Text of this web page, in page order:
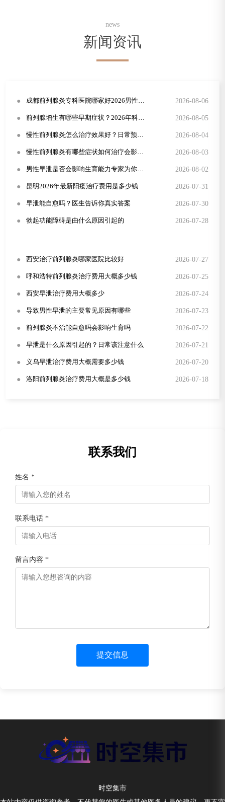
news
新闻资讯
● 2026-08-06
● 前列腺增生有哪些早期症状？2026年科学治疗方法详解 2026-08-05
● 慢性前列腺炎怎么治疗效果好？日常预防与症状识别全攻略 2026-08-04
● 慢性前列腺炎有哪些症状如何治疗会影响性生活吗 2026-08-03
● 男性早泄是否会影响生育能力专家为你解答 2026-08-02
● 昆明2026年最新阳痿治疗费用是多少钱 2026-07-31
● 早泄能自愈吗？医生告诉你真实答案 2026-07-30
● 勃起功能障碍是由什么原因引起的 2026-07-28
● 西安治疗前列腺炎哪家医院比较好 2026-07-27
● 呼和浩特前列腺炎治疗费用大概多少钱 2026-07-25
● 西安早泄治疗费用大概多少 2026-07-24
● 导致男性早泄的主要常见原因有哪些 2026-07-23
● 前列腺炎不治能自愈吗会影响生育吗 2026-07-22
● 早泄是什么原因引起的？日常该注意什么 2026-07-21
● 义乌早泄治疗费用大概需要多少钱 2026-07-20
● 洛阳前列腺炎治疗费用大概是多少钱 2026-07-18
联系我们
姓名 *
联系电话 *
留言内容 *
提交信息
时空集市